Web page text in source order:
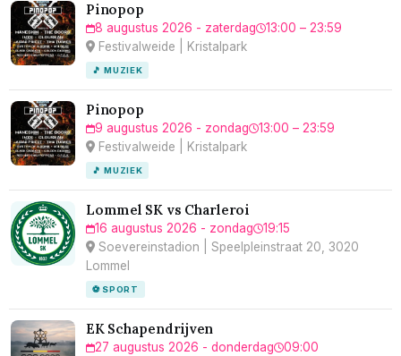
Pinopop
8 augustus 2026 - zaterdag
13:00 – 23:59
Festivalweide | Kristalpark
🎵 MUZIEK
Pinopop
9 augustus 2026 - zondag
13:00 – 23:59
Festivalweide | Kristalpark
🎵 MUZIEK
Lommel SK vs Charleroi
16 augustus 2026 - zondag
19:15
Soevereinstadion | Speelpleinstraat 20, 3020
Lommel
⚽ SPORT
EK Schapendrijven
27 augustus 2026 - donderdag
09:00